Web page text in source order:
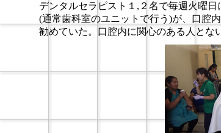
デンタルセラピスト１,２名で毎週火曜
(通常歯科室のユニットで行う)が、口腔
勧めていた。口腔内に関心のある人とな